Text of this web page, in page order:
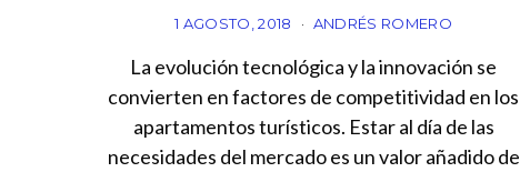
1 AGOSTO, 2018 ANDRÉS ROMERO
La evolución tecnológica y la innovación se
convierten en factores de competitividad en los
apartamentos turísticos. Estar al día de las
necesidades del mercado es un valor añadido de